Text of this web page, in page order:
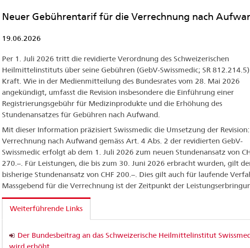
Neuer Gebührentarif für die Verrechnung nach
19.06.2026
Per 1. Juli 2026 tritt die revidierte Verordnung des Schweizerischen
Heilmittelinstituts über seine Gebühren (GebV-Swissmedic; SR
Kraft. Wie in der Medienmitteilung des Bundesrates vom 28. Mai 2026
angekündigt, umfasst die Revision insbesondere die Einführung einer
Registrierungsgebühr für Medizinprodukte und die Erhöhung des
Stundenansatzes für Gebühren nach Aufwand.
Mit dieser Information präzisiert Swissmedic die Umsetzung der
Verrechnung nach Aufwand gemäss Art. 4 Abs. 2 der revidierten GebV-
Swissmedic erfolgt ab dem 1. Juli 2026 zum neuen Stundenansatz von
270.–. Für Leistungen, die bis zum 30. Juni 2026 erbracht wurden, gilt
bisherige Stundenansatz von CHF 200.–. Dies gilt auch für laufende
Massgebend für die Verrechnung ist der Zeitpunkt der
Weiterführende Links
Der Bundesbeitrag an das Schweizerische Heilmittelinstitut